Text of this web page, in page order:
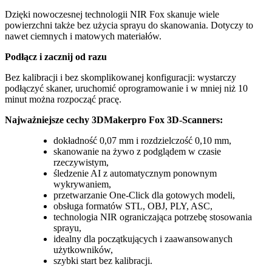
Dzięki nowoczesnej technologii NIR Fox skanuje wiele
powierzchni także bez użycia sprayu do skanowania. Dotyczy to
nawet ciemnych i matowych materiałów.
Podłącz i zacznij od razu
Bez kalibracji i bez skomplikowanej konfiguracji: wystarczy
podłączyć skaner, uruchomić oprogramowanie i w mniej niż 10
minut można rozpocząć pracę.
Najważniejsze cechy 3DMakerpro Fox 3D-Scanners:
dokładność 0,07 mm i rozdzielczość 0,10 mm,
skanowanie na żywo z podglądem w czasie
rzeczywistym,
śledzenie AI z automatycznym ponownym
wykrywaniem,
przetwarzanie One-Click dla gotowych modeli,
obsługa formatów STL, OBJ, PLY, ASC,
technologia NIR ograniczająca potrzebę stosowania
sprayu,
idealny dla początkujących i zaawansowanych
użytkowników,
szybki start bez kalibracji.